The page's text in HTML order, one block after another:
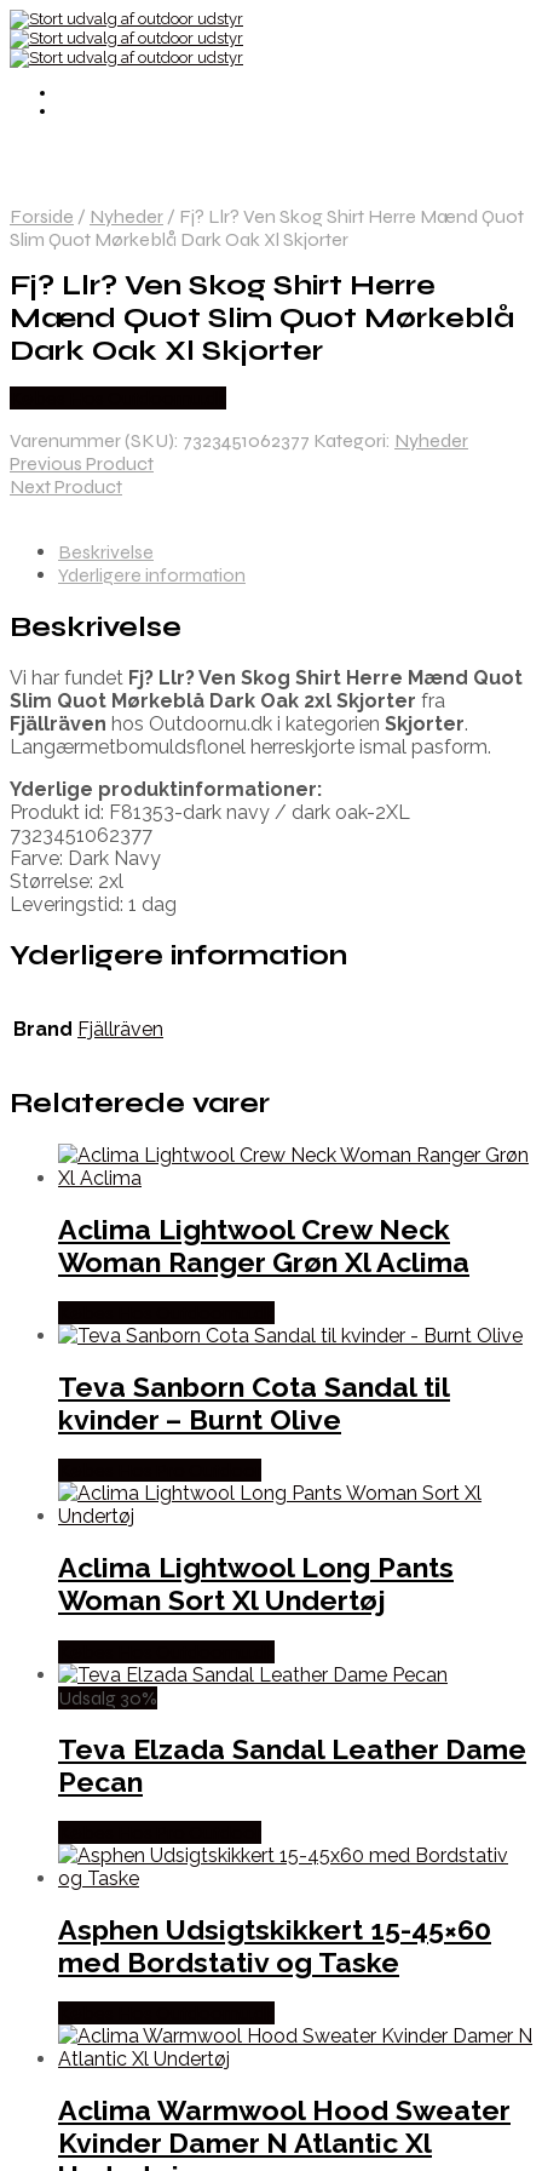
Forside / Nyheder / Fj? Llr? Ven Skog Shirt Herre Mænd Quot
Slim Quot Mørkeblå Dark Oak Xl Skjorter
Fj? Llr? Ven Skog Shirt Herre
Mænd Quot Slim Quot Mørkeblå
Dark Oak Xl Skjorter
Varenummer (SKU): 7323451062377 Kategori: Nyheder
Previous Product
Next Product
Beskrivelse
Yderligere information
Beskrivelse
Vi har fundet Fj? Llr? Ven Skog Shirt Herre Mænd Quot
Slim Quot Mørkeblå Dark Oak 2xl Skjorter fra
Fjällräven hos Outdoornu.dk i kategorien Skjorter.
Langærmetbomuldsflonel herreskjorte ismal pasform.
Yderlige produktinformationer:
Produkt id: F81353-dark navy / dark oak-2XL
7323451062377
Farve: Dark Navy
Størrelse: 2xl
Leveringstid: 1 dag
Yderligere information
Brand Fjällräven
Relaterede varer
Aclima Lightwool Crew Neck
Woman Ranger Grøn Xl Aclima
Teva Sanborn Cota Sandal til
kvinder – Burnt Olive
Aclima Lightwool Long Pants
Woman Sort Xl Undertøj
Udsalg 30%
Teva Elzada Sandal Leather Dame
Pecan
Asphen Udsigtskikkert 15-45×60
med Bordstativ og Taske
Aclima Warmwool Hood Sweater
Kvinder Damer N Atlantic Xl